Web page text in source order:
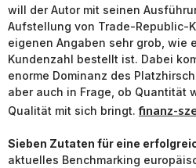
will der Autor mit seinen
Aufstellung von Trade-Republic-
eigenen Angaben sehr grob, wie
Kundenzahl bestellt ist. Dabei
enorme Dominanz des
aber auch in Frage, ob Quantität
Qualität mit sich bringt.finanz-
Sieben Zutaten für eine
aktuelles Benchmarking